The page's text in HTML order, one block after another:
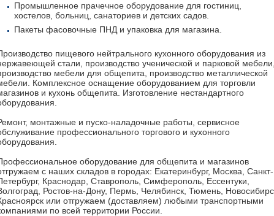
Промышленное прачечное оборудование для гостиниц,
хостелов, больниц, санаториев и детских садов.
Пакеты фасовочные ПНД и упаковка для магазина.
пищевого нейтрального кухонного оборудования из
стали, производство ученической и парковой
мебели для общепита, производство металлической
Комплексное оснащение оборудованием для торговли
и кухонь общепита. Изготовление нестандартного
монтажные и пуско-наладочные работы, сервисное
профессионального торгового и кухонного
оборудование для общепита и магазинов
с наших складов в городах: Екатеринбург, Москва, Санкт-
Краснодар, Ставрополь, Симферополь, Ессентуки,
Ростов-на-Дону, Пермь, Челябинск, Тюмень,
или отгружаем (доставляем) любыми транспортными
по всей территории России.